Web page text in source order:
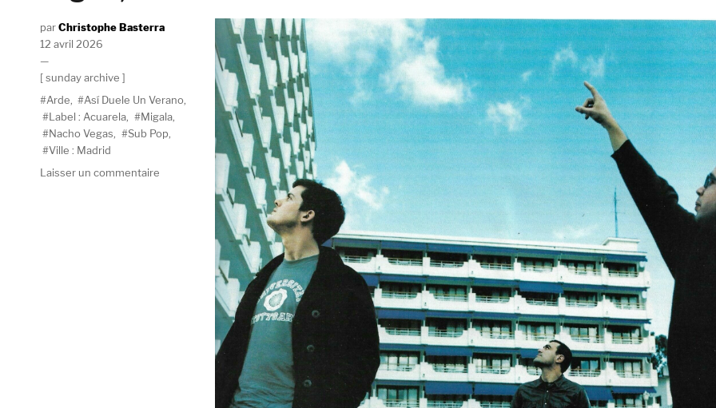
AuteurChristophe Basterra
Publié
le
12 avril 2026
Catégories
sunday archive
Étiquettes
Arde Así Duele Un Verano
Label : Acuarela
Migala,
Nacho Vegas
Sub Pop
Ville : Madrid
Laisser un commentaire